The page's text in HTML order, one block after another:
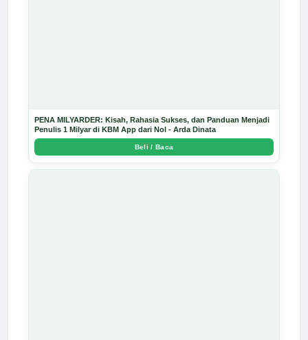
PENA MILYARDER: Kisah, Rahasia Sukses, dan Panduan Menjadi
Penulis 1 Milyar di KBM App dari Nol - Arda Dinata
Beli / Baca